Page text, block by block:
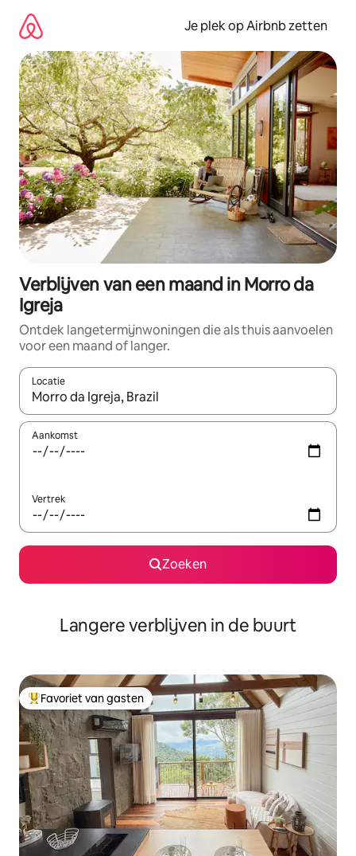
direct
naar
inhoud
Je plek op Airbnb zetten
Verblijven van een maand in Morro da
Igreja
Ontdek langetermijnwoningen die als thuis aanvoelen
voor een maand of langer.
Locatie
Wanneer er resultaten beschikbaar zijn, maak je een keuze
Aankomst
Vertrek
Zoeken
Langere verblijven in de buurt
Topfavoriet van gasten
Favoriet van gasten